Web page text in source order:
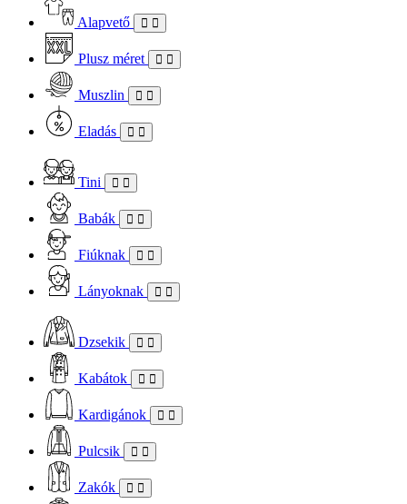
Alapvető
Plusz méret
Muszlin
Eladás
Tini
Babák
Fiúknak
Lányoknak
Dzsekik
Kabátok
Kardigánok
Pulcsik
Zakók